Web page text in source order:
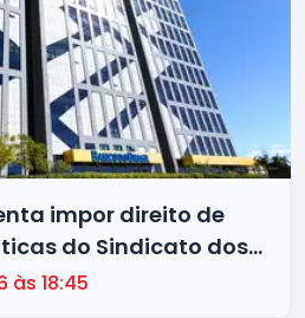
impor direito de
do Sindicato dos
à gestão da
às 18:45